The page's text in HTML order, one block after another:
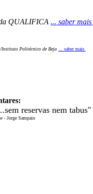
QUALIFICA ... saber mais
Politécnico de Beja
... saber mais
reservas nem tabus"
- Jorge Sampaio